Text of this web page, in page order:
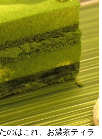
のはこれ、お濃茶ティラ